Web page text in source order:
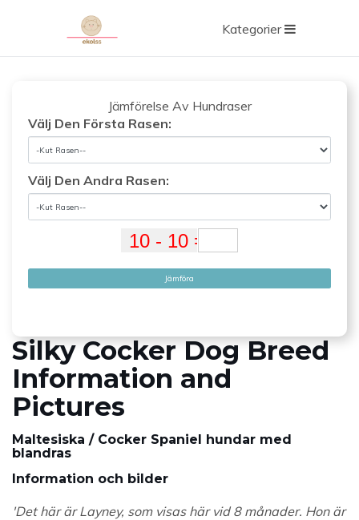
Kategorier
Jämförelse Av Hundraser
Välj Den Första Rasen:
Välj Den Andra Rasen:
Jämföra
Silky Cocker Dog Breed
Information and
Pictures
Maltesiska / Cocker Spaniel hundar med
blandras
Information och bilder
'Det här är Layney, som visas här vid 8 månader. Hon är